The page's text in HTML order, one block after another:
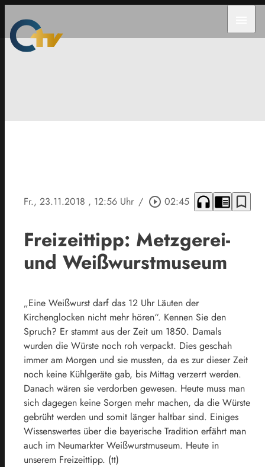
Fr., 23.11.2018 , 12:56 Uhr / play_circle_outline 02:45 headphones chrome_reader_mode bookmark_border
Freizeittipp: Metzgerei-
und Weißwurstmuseum
„Eine Weißwurst darf das 12 Uhr Läuten der
Kirchenglocken nicht mehr hören“. Kennen Sie den
Spruch? Er stammt aus der Zeit um 1850. Damals
wurden die Würste noch roh verpackt. Dies geschah
immer am Morgen und sie mussten, da es zur dieser Zeit
noch keine Kühlgeräte gab, bis Mittag verzerrt werden.
Danach wären sie verdorben gewesen. Heute muss man
sich dagegen keine Sorgen mehr machen, da die Würste
gebrüht werden und somit länger haltbar sind. Einiges
Wissenswertes über die bayerische Tradition erfährt man
auch im Neumarkter Weißwurstmuseum. Heute in
unserem Freizeittipp. (tt)